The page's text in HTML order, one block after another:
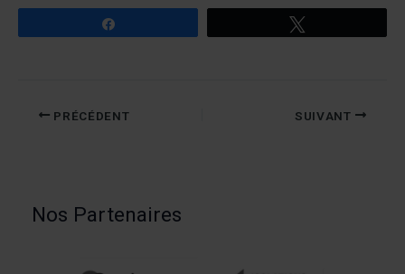
PRÉCÉDENT SUIVANT
Nos Partenaires